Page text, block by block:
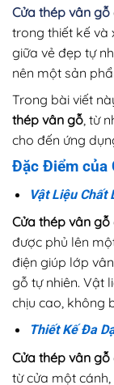
Cửa thép vân gỗ
trong thiết kế và
giữa vẻ đẹp tự
nên một sản
Trong bài viết
thép vân gỗ, từ
cho đến ứng
Đặc Điểm của
Vật Liệu Chất
Cửa thép vân gỗ
được phủ lên
điện giúp lớp
gỗ tự nhiên. Vật
chịu cao, không
Thiết Kế Đa
Cửa thép vân gỗ
từ cửa một